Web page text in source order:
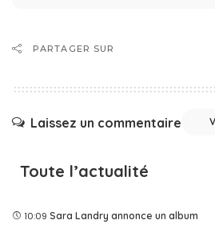
PARTAGER SUR
Laissez un commentaire
Toute l’actualité
10:09 Sara Landry annonce un album